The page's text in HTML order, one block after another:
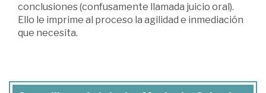
conclusiones (confusamente llamada juicio oral).
Ello le imprime al proceso la agilidad e inmediación
que necesita.